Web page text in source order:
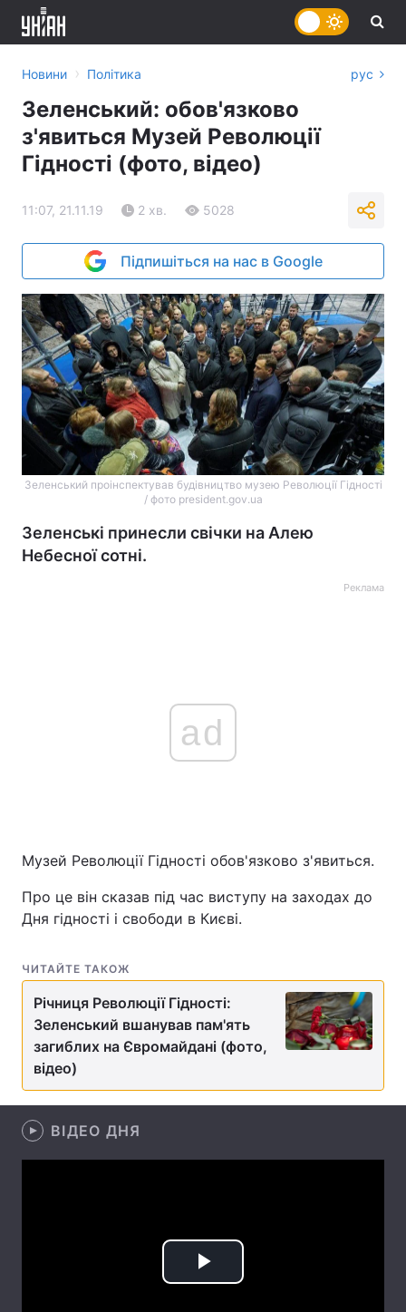
Україна Політика
Економіка
Спорт Наука
Техно і зв'язок Лайт
Зброя Інциденти
Здоров'я
Новини › Політика рус
Зеленський: обов'язково
з'явиться Музей Революції
Гідності (фото, відео)
11:07, 21.11.19 2 хв. 5028
Підпишіться на нас в Google
Зеленський проінспектував будівництво музею Революції Гідності
/ фото president.gov.ua
Зеленські принесли свічки на Алею
Небесної сотні.
Реклама
ad
Музей Революції Гідності обов'язково з'явиться.
Про це він сказав під час виступу на заходах до
Дня гідності і свободи в Києві.
ЧИТАЙТЕ ТАКОЖ
Річниця Революції Гідності:
Зеленський вшанував пам'ять
загиблих на Євромайдані (фото,
відео)
ВІДЕО ДНЯ
Play